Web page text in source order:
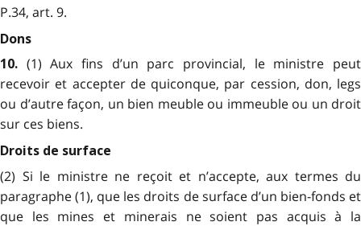
P.34, art. 9.
Dons
10. (1) Aux fins d’un parc provincial, le ministre peut
recevoir et accepter de quiconque, par cession, don, legs
ou d’autre façon, un bien meuble ou immeuble ou un droit
sur ces biens.
Droits de surface
(2) Si le ministre ne reçoit et n’accepte, aux termes du
paragraphe (1), que les droits de surface d’un bien-fonds et
que les mines et minerais ne soient pas acquis à la